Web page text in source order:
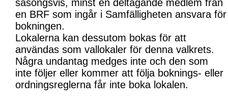
säsongsvis, minst en deltagande medlem från
en BRF som ingår i Samfälligheten ansvara för
bokningen.
Lokalerna kan dessutom bokas för att
användas som vallokaler för denna valkrets.
Några undantag medges inte och den som
inte följer eller kommer att följa boknings- eller
ordningsreglerna får inte boka lokalen.